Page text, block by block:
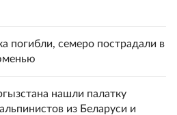
погибли, семеро пострадали в
нашли палатку
из Беларуси и